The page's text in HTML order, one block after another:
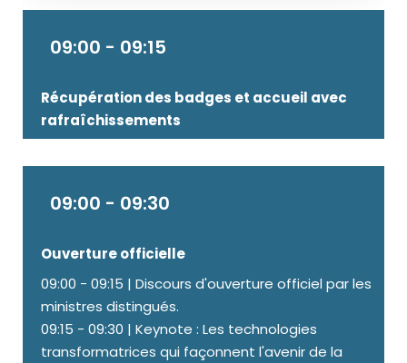
09:00 - 09:15
Récupération des badges et accueil avec
rafraîchissements
09:00 - 09:30
Ouverture officielle
09:00 - 09:15 | Discours d'ouverture officiel par les
ministres distingués.
09:15 - 09:30 | Keynote : Les technologies
transformatrices qui façonnent l'avenir de la